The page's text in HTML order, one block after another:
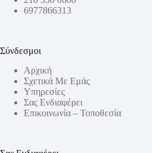
6977866313
Σύνδεσμοι
Αρχική
Σχετικά Με Εμάς
Υπηρεσίες
Σας Ενδιαφέρει
Επικοινωνία – Τοποθεσία